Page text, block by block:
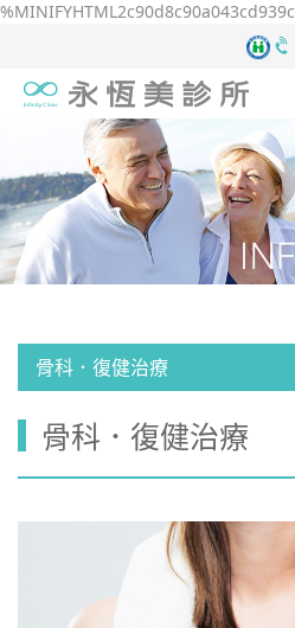
認識永恆美
抗衰老預防醫學
服務項目
醫療團隊
醫療新知
新聞中心
聯絡我們
骨科．復健治療
骨科．復健治療